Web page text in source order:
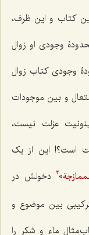
کتاب و این ظرف،
وجودى او زوال
وجودى کتاب زوال
و بین موجودات
عزلت نیست،
است؟! این از یک
»
3
دخولش در
بین موضوع و
ماء و شکر را